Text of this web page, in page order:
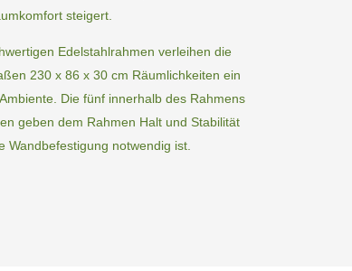
steigert.
Edelstahlrahmen verleihen die
230 x 86 x 30 cm Räumlichkeiten ein
Die fünf innerhalb des Rahmens
geben dem Rahmen Halt und Stabilität
Wandbefestigung notwendig ist.